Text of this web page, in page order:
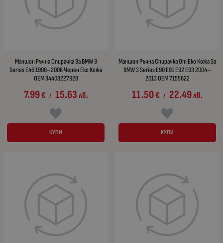
Маншон Ръчна Спирачка За BMW 3
Series E46 1998–2006 Черен Еко Кожа
OEM 34408227928
7.99€ / 15.63лв.
КУПИ
Маншон Ръчна Спирачка От Еко Кожа За
BMW 3 Series E90 E91 E92 E93 2004–
2013 OEM 7155622
11.50€ / 22.49лв.
КУПИ